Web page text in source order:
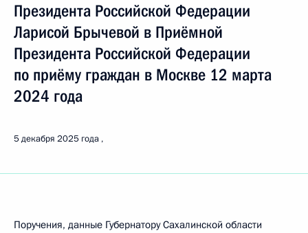
Президента Российской Федерации
Ларисой Брычевой в Приёмной
Президента Российской Федерации
по приёму граждан в Москве 12 марта
2024 года
5 декабря 2025 года
Поручения, данные Губернатору Сахалинской области